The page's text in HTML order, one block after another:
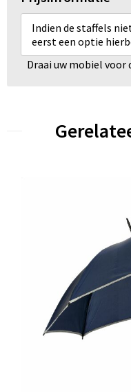
Indien de staffels
eerst een optie
Draai uw mobiel